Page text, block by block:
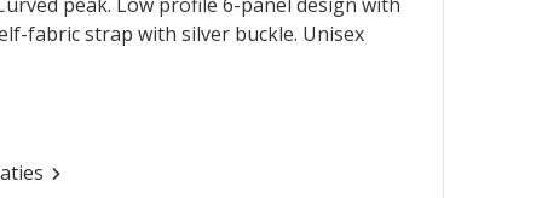
fabric strap with silver buckle. Unisex